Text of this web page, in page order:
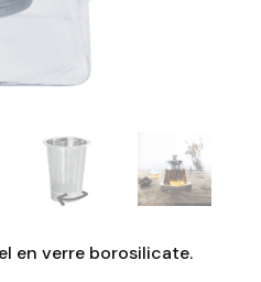
en verre borosilicate.